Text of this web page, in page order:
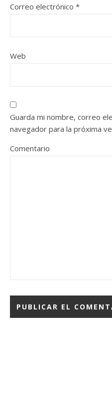
Correo electrónico *
Web
Guarda mi nombre, correo
navegador para la próxima
Comentario